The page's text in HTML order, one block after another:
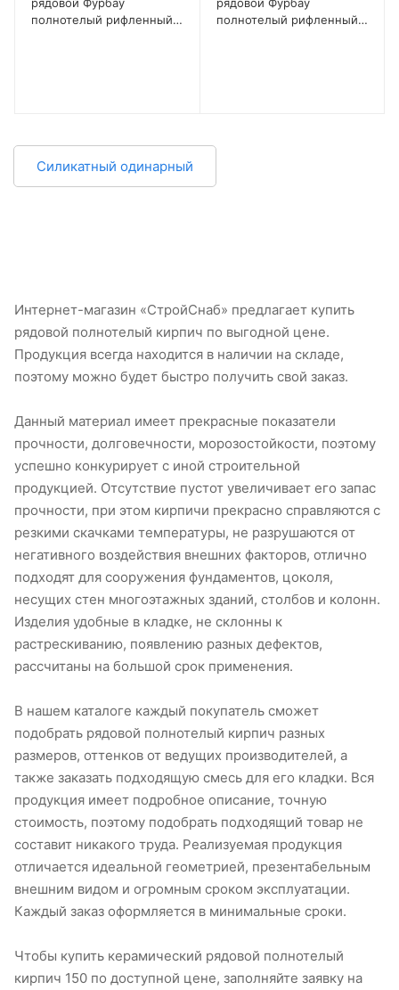
полнотелый рифленный
полнотелый рифленный
Силикатный одинарный
Интернет-магазин «СтройСнаб» предлагает купить
рядовой полнотелый кирпич по выгодной цене.
Продукция всегда находится в наличии на складе,
поэтому можно будет быстро получить свой заказ.
Данный материал имеет прекрасные показатели
прочности, долговечности, морозостойкости, поэтому
успешно конкурирует с иной строительной
продукцией. Отсутствие пустот увеличивает его запас
прочности, при этом кирпичи прекрасно справляются с
резкими скачками температуры, не разрушаются от
негативного воздействия внешних факторов, отлично
подходят для сооружения фундаментов, цоколя,
несущих стен многоэтажных зданий, столбов и колонн.
Изделия удобные в кладке, не склонны к
растрескиванию, появлению разных дефектов,
рассчитаны на большой срок применения.
В нашем каталоге каждый покупатель сможет
подобрать рядовой полнотелый кирпич разных
размеров, оттенков от ведущих производителей, а
также заказать подходящую смесь для его кладки. Вся
продукция имеет подробное описание, точную
стоимость, поэтому подобрать подходящий товар не
составит никакого труда. Реализуемая продукция
отличается идеальной геометрией, презентабельным
внешним видом и огромным сроком эксплуатации.
Каждый заказ оформляется в минимальные сроки.
Чтобы купить керамический рядовой полнотелый
кирпич 150 по доступной цене, заполняйте заявку на